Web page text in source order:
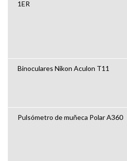
1ER
Binoculares Nikon Aculon T11
Pulsómetro de muñeca Polar A360